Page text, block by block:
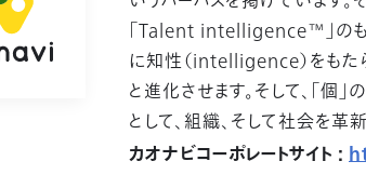
「Talent intelligence™」のも
に知性（intelligence）をもた
と進化させます。そして、「個
として、組織、そして社会を革
カオナビコーポレートサイト :